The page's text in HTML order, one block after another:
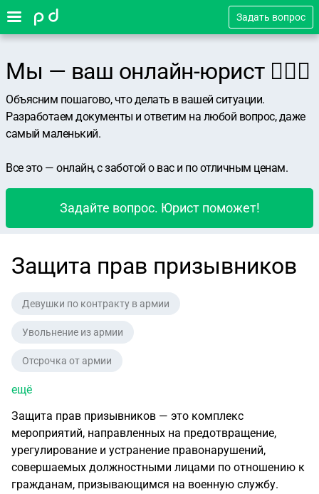
Задать вопрос
Мы — ваш онлайн-юрист 👨🏻‍⚖️
Объясним пошагово, что делать в вашей ситуации.
Разработаем документы и ответим на любой вопрос, даже
самый маленький.
Все это — онлайн, с заботой о вас и по отличным ценам.
Задайте вопрос. Юрист поможет!
Защита прав призывников
Девушки по контракту в армии
Увольнение из армии
Отсрочка от армии
ещё
Защита прав призывников — это комплекс
мероприятий, направленных на предотвращение,
урегулирование и устранение правонарушений,
совершаемых должностными лицами по отношению к
гражданам, призывающимся на военную службу.